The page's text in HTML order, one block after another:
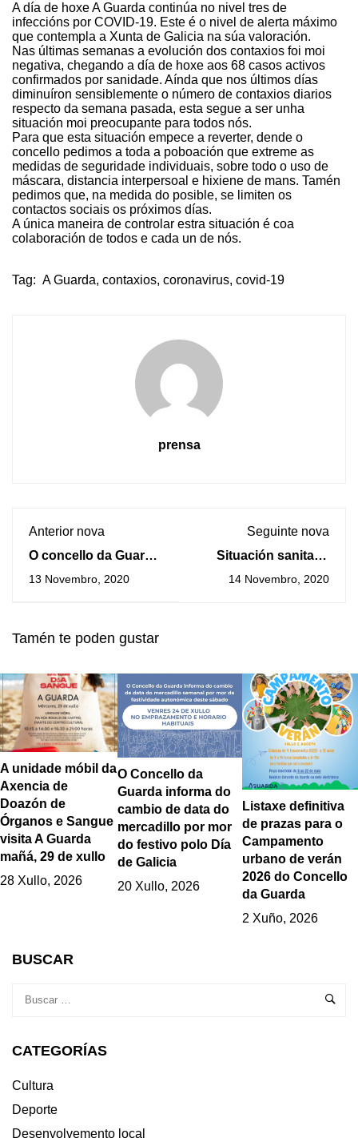
A día de hoxe A Guarda continúa no nivel tres de
infeccións por COVID-19. Este é o nivel de alerta máximo
que contempla a Xunta de Galicia na súa valoración.
Nas últimas semanas a evolución dos contaxios foi moi
negativa, chegando a día de hoxe aos 68 casos activos
confirmados por sanidade. Aínda que nos últimos días
diminuíron sensiblemente o número de contaxios diarios
respecto da semana pasada, esta segue a ser unha
situación moi preocupante para todos nós.
Para que esta situación empece a reverter, dende o
concello pedimos a toda a poboación que extreme as
medidas de seguridade individuais, sobre todo o uso de
máscara, distancia interpersoal e hixiene de mans. Tamén
pedimos que, na medida do posible, se limiten os
contactos sociais os próximos días.
A única maneira de controlar estra situación é coa
colaboración de todos e cada un de nós.
Tag: A Guarda, contaxios, coronavirus, covid-19
prensa
Anterior nova
O concello da Guarda
organiza o Mercado
13 Novembro, 2020
Seguinte nova
Situación sanitaria
por COVID-19
14 Novembro, 2020
Tamén te poden gustar
A unidade móbil da
Axencia de
Doazón de
Órganos e Sangue
visita A Guarda
mañá, 29 de xullo
28 Xullo, 2026
O Concello da
Guarda informa do
cambio de data do
mercadillo por mor
do festivo polo Día
de Galicia
20 Xullo, 2026
Listaxe definitiva
de prazas para o
Campamento
urbano de verán
2026 do Concello
da Guarda
2 Xuño, 2026
BUSCAR
CATEGORÍAS
Cultura
Deporte
Desenvolvemento local